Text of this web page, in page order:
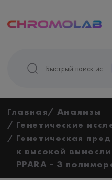
Главная
Анализы
Генетические
Генетическая
к высокой
PPARA - 3